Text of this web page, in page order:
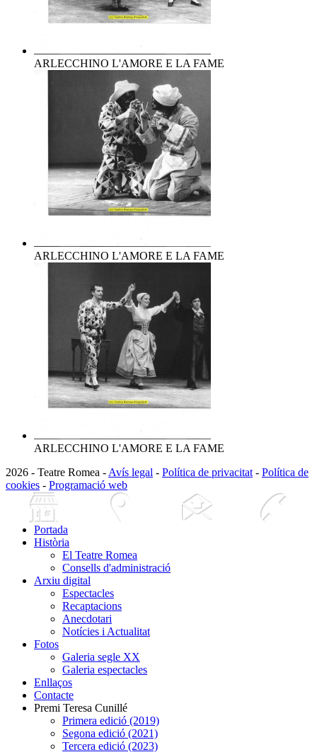
ARLECCHINO L'AMORE E LA FAME
ARLECCHINO L'AMORE E LA FAME
ARLECCHINO L'AMORE E LA FAME
2026 - Teatre Romea - Avís legal - Política de privacitat - Política de
cookies - Programació web
Portada
Història
El Teatre Romea
Consells d'administració
Arxiu digital
Espectacles
Recaptacions
Anecdotari
Notícies i Actualitat
Fotos
Galeria segle XX
Galeria espectacles
Enllaços
Contacte
Premi Teresa Cunillé
Primera edició (2019)
Segona edició (2021)
Tercera edició (2023)